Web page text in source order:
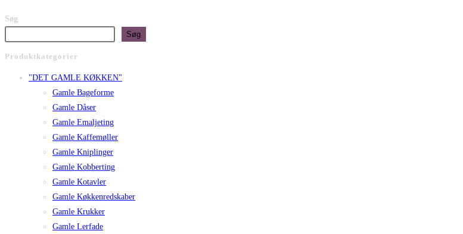
Søg
Søg
Produktkategorier
"DET GAMLE KØKKEN"
Gamle Bageforme
Gamle Dåser
Gamle Emaljeting
Gamle Kaffemøller
Gamle Kniplinger
Gamle Kobberting
Gamle Kotavler
Gamle Køkkenredskaber
Gamle Krukker
Gamle Lerfade